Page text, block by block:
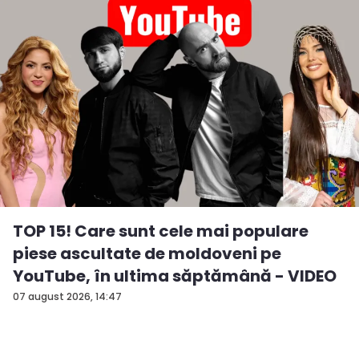
07 august 2026, 14:47
TOP 15! Care sunt cele mai populare
piese ascultate de moldoveni pe
YouTube, în ultima săptămână - VIDEO